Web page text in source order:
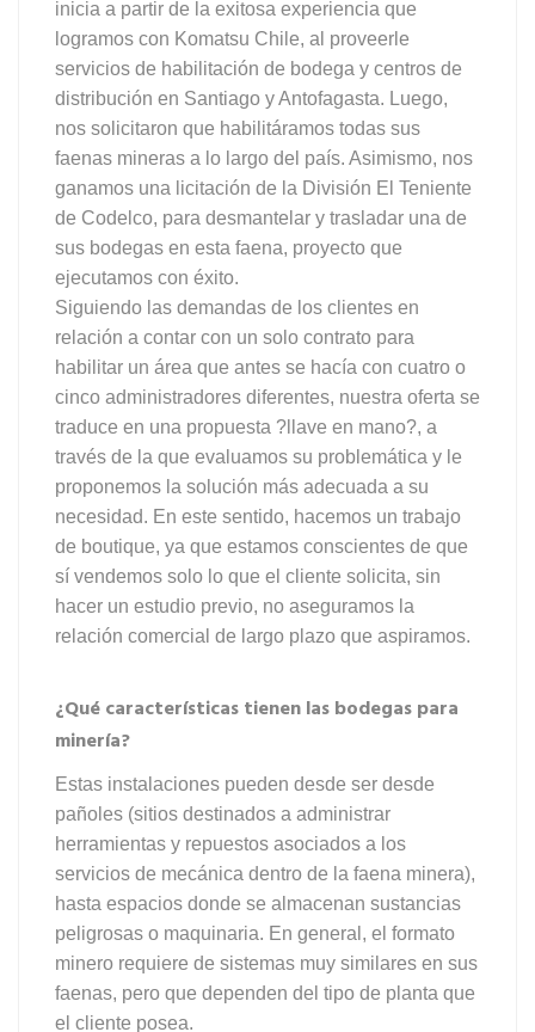
inicia a partir de la exitosa experiencia que
logramos con Komatsu Chile, al proveerle
servicios de habilitación de bodega y centros de
distribución en Santiago y Antofagasta. Luego,
nos solicitaron que habilitáramos todas sus
faenas mineras a lo largo del país. Asimismo, nos
ganamos una licitación de la División El Teniente
de Codelco, para desmantelar y trasladar una de
sus bodegas en esta faena, proyecto que
ejecutamos con éxito.
Siguiendo las demandas de los clientes en
relación a contar con un solo contrato para
habilitar un área que antes se hacía con cuatro o
cinco administradores diferentes, nuestra oferta se
traduce en una propuesta ?llave en mano?, a
través de la que evaluamos su problemática y le
proponemos la solución más adecuada a su
necesidad. En este sentido, hacemos un trabajo
de boutique, ya que estamos conscientes de que
sí vendemos solo lo que el cliente solicita, sin
hacer un estudio previo, no aseguramos la
relación comercial de largo plazo que aspiramos.
¿Qué características tienen las bodegas para
minería?
Estas instalaciones pueden desde ser desde
pañoles (sitios destinados a administrar
herramientas y repuestos asociados a los
servicios de mecánica dentro de la faena minera),
hasta espacios donde se almacenan sustancias
peligrosas o maquinaria. En general, el formato
minero requiere de sistemas muy similares en sus
faenas, pero que dependen del tipo de planta que
el cliente posea.